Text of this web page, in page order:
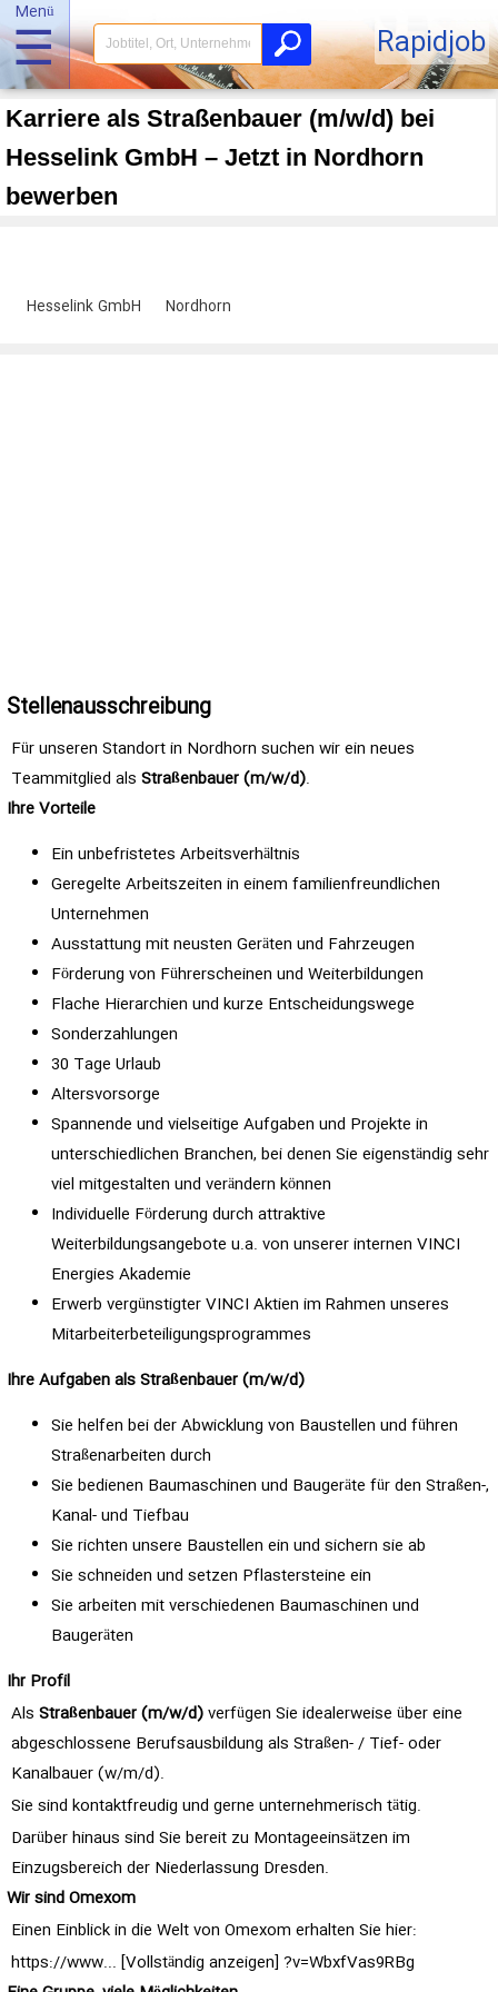
Menü
☰ Rapidjob
Karriere als Straßenbauer (m/w/d) bei
Hesselink GmbH – Jetzt in Nordhorn
bewerben
Hesselink GmbH Nordhorn
Stellenausschreibung
Für unseren Standort in Nordhorn suchen wir ein neues
Teammitglied als Straßenbauer (m/w/d).
Ihre Vorteile
Ein unbefristetes Arbeitsverhältnis
Geregelte Arbeitszeiten in einem familienfreundlichen
Unternehmen
Ausstattung mit neusten Geräten und Fahrzeugen
Förderung von Führerscheinen und Weiterbildungen
Flache Hierarchien und kurze Entscheidungswege
Sonderzahlungen
30 Tage Urlaub
Altersvorsorge
Spannende und vielseitige Aufgaben und Projekte in
unterschiedlichen Branchen, bei denen Sie eigenständig sehr
viel mitgestalten und verändern können
Individuelle Förderung durch attraktive
Weiterbildungsangebote u.a. von unserer internen VINCI
Energies Akademie
Erwerb vergünstigter VINCI Aktien im Rahmen unseres
Mitarbeiterbeteiligungsprogrammes
Ihre Aufgaben als Straßenbauer (m/w/d)
Sie helfen bei der Abwicklung von Baustellen und führen
Straßenarbeiten durch
Sie bedienen Baumaschinen und Baugeräte für den Straßen-,
Kanal- und Tiefbau
Sie richten unsere Baustellen ein und sichern sie ab
Sie schneiden und setzen Pflastersteine ein
Sie arbeiten mit verschiedenen Baumaschinen und
Baugeräten
Ihr Profil
Als Straßenbauer (m/w/d)verfügen Sie idealerweise über eine
abgeschlossene Berufsausbildung als Straßen- / Tief- oder
Kanalbauer (w/m/d).
Sie sind kontaktfreudig und gerne unternehmerisch tätig.
Darüber hinaus sind Sie bereit zu Montageeinsätzen im
Einzugsbereich der Niederlassung Dresden.
Wir sind Omexom
Einen Einblick in die Welt von Omexom erhalten Sie hier:
https://www... [Vollständig anzeigen] ?v=WbxfVas9RBg